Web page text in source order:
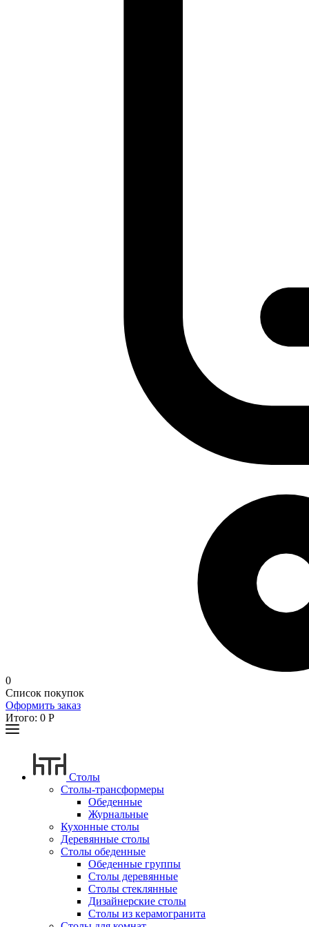
0
Список покупок
Оформить заказ
Итого: 0 Р
Столы
Столы-трансформеры
Обеденные
Журнальные
Кухонные столы
Деревянные столы
Столы обеденные
Обеденные группы
Столы деревянные
Столы стеклянные
Дизайнерские столы
Столы из керамогранита